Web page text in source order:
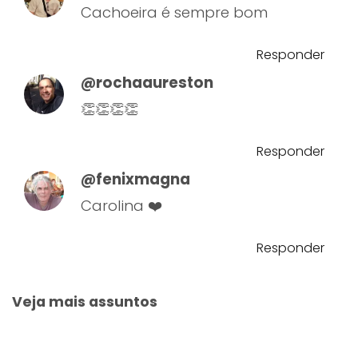
Cachoeira é sempre bom
Responder
@rochaaureston
👏👏👏👏
Responder
@fenixmagna
Carolina ❤️
Responder
Veja mais assuntos